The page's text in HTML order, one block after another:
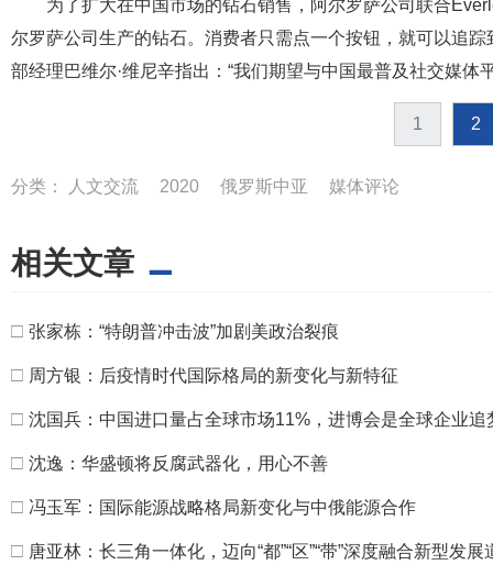
为了扩大在中国市场的钻石销售，阿尔罗萨公司联合
尔罗萨公司生产的钻石。消费者只需点一个按钮，就可以追
部经理巴维尔·维尼辛指出：“我们期望与中国最普及社交媒体
1 2
分类： 人文交流 2020 俄罗斯中亚 媒体评论
相关文章
□ 张家栋：“特朗普冲击波”加剧美政治裂痕
□ 周方银：后疫情时代国际格局的新变化与新特征
□ 沈国兵：中国进口量占全球市场11%，进博会是全球企业追
□ 沈逸：华盛顿将反腐武器化，用心不善
□ 冯玉军：国际能源战略格局新变化与中俄能源合作
□ 唐亚林：长三角一体化，迈向“都”“区”“带”深度融合新型发展